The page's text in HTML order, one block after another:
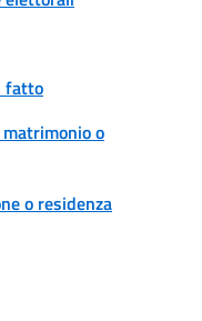
fatto
o
o residenza